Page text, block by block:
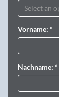
Select an
Vorname: *
Nachname: *